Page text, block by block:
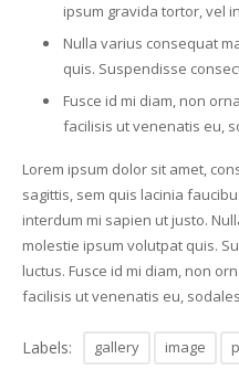
ipsum gravida tortor, vel
Nulla varius consequat
quis. Suspendisse
Fusce id mi diam, non
facilisis ut venenatis eu,
Lorem ipsum dolor sit amet,
sagittis, sem quis lacinia
interdum mi sapien ut justo.
molestie ipsum volutpat quis.
luctus. Fusce id mi diam, non
facilisis ut venenatis eu,
Labels: gallery image